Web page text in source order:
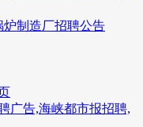
炉制造厂招聘公告
广告,海峡都市报招聘,